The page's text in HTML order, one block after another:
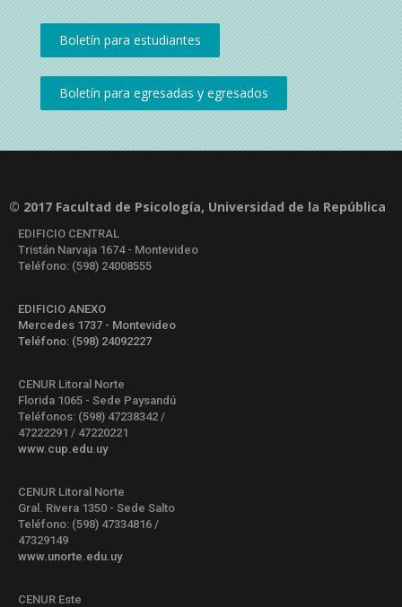
© 2017 Facultad de Psicología, Universidad de la República
EDIFICIO CENTRAL
Tristán Narvaja 1674 - Montevideo
Teléfono: (598) 24008555
EDIFICIO ANEXO
Mercedes 1737 - Montevideo
Teléfono: (598) 24092227
CENUR Litoral Norte
Florida 1065 - Sede Paysandú
Teléfonos: (598) 47238342 /
47222291 / 47220221
www.cup.edu.uy
CENUR Litoral Norte
Gral. Rivera 1350 - Sede Salto
Teléfono: (598) 47334816 /
47329149
www.unorte.edu.uy
CENUR Este